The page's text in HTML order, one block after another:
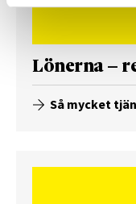
Lönerna –
Så mycket